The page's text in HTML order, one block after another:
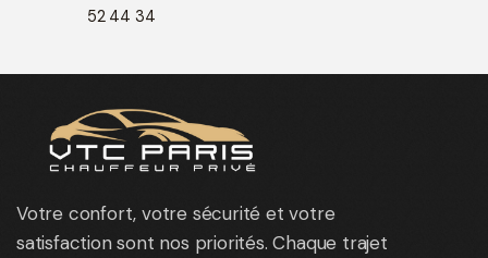
52 44 34
Votre confort, votre sécurité et votre
satisfaction sont nos priorités. Chaque trajet